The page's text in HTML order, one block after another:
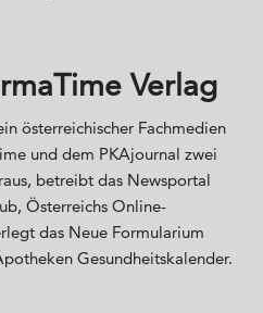
Verlag
österreichischer Fachmedien
und dem PKAjournal zwei
betreibt das Newsportal
Österreichs Online-
das Neue Formularium
Gesundheitskalender.